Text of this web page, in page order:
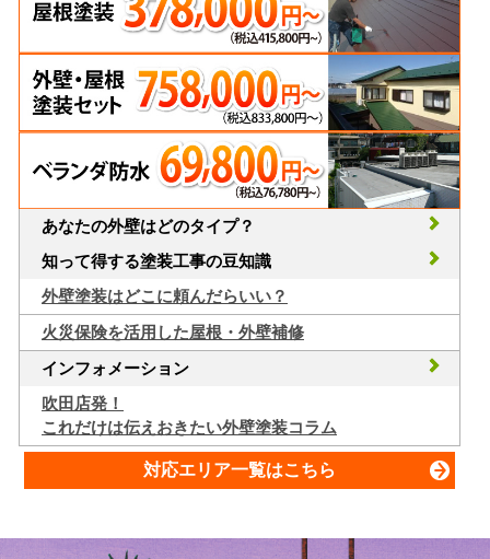
あなたの外壁はどのタイプ？
知って得する塗装工事の豆知識
外壁塗装はどこに頼んだらいい？
火災保険を活用した屋根・外壁補修
インフォメーション
吹田店発！
これだけは伝えおきたい外壁塗装コラム
対応エリア一覧はこちら